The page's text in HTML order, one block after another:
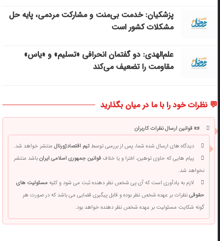
پزشکیان: خدمت بی‌منت و مشارکت مردمی، پایه حل
مشکلات کشور است
علم‌الهدی: دو گفتمان انحرافی «تسلیم» و «یاس»
مقاومت را تضعیف می‌کند
💬 نظرات خود را با ما در میان بگذارید
📜 قوانین ارسال نظرات کاربران
دیدگاه های ارسال شده شما، پس از بررسی توسطتیم اقتصادژورنالمنتشر خواهد شد.
پیام هایی که حاوی توهین، افترا و یا خلافقوانین جمهوری اسلامی ایرانباشد منتشر
نخواهد شد.
لازم به یادآوری است که آی پی شخص نظر دهنده ثبت می شود و کلیهمسئولیت های
حقوقینظرات بر عهده شخص نظر بوده و قابل پیگیری قضایی می باشد که در صورت هر
گونه شکایت مسئولیت بر عهده شخص نظر دهنده خواهد بود.